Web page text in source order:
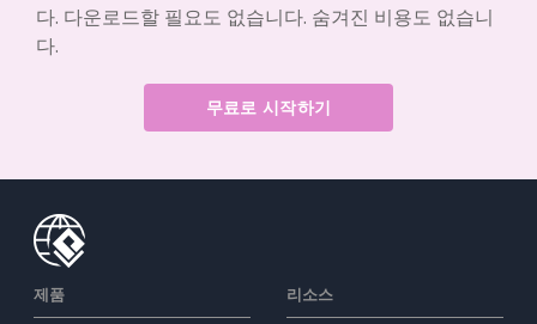
다. 다운로드할 필요도 없습니다. 숨겨진 비용도 없습니
다.
무료로 시작하기
제품 리소스